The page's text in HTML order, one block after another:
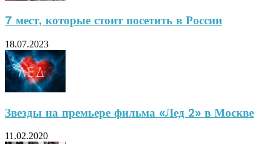
7 мест, которые стоит посетить в России
18.07.2023
Звезды на премьере фильма «Лед 2» в Москве
11.02.2020